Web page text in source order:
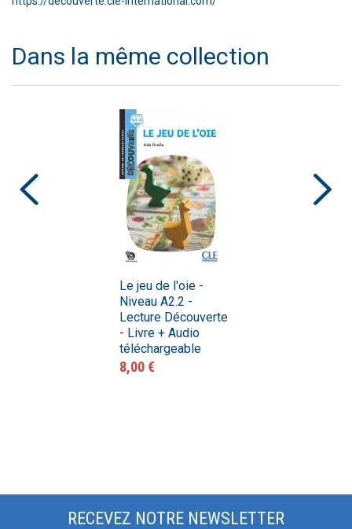
Dans la même collection
Le jeu de l'oie -
Niveau A2.2 -
Lecture Découverte
- Livre + Audio
téléchargeable
8,00 €
RECEVEZ NOTRE NEWSLETTER